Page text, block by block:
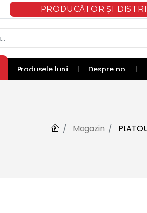
PRODUCĂTOR ȘI
Produsele lunii Despre noi
Magazin